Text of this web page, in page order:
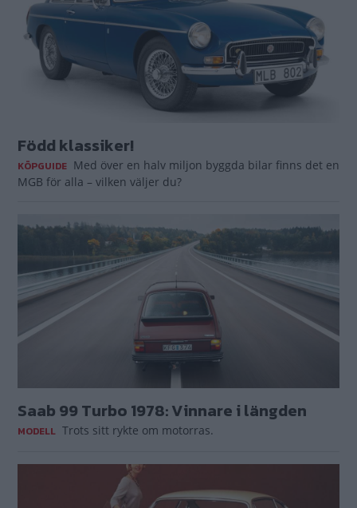
Född klassiker!
KÖPGUIDE Med över en halv miljon byggda bilar finns det en
MGB för alla – vilken väljer du?
Saab 99 Turbo 1978: Vinnare i längden
MODELL Trots sitt rykte om motorras.